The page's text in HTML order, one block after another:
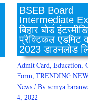
BSEB Board
Intermediate
बिहार बोर्ड
प्रैक्टिकल एडमिट
2023 डाउनलोड
Admit Card, Education,
Form, TRENDING
News/ By somya
4, 2022